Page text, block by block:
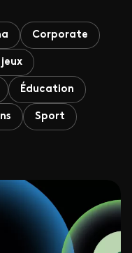
Corporate
Éducation
Sport